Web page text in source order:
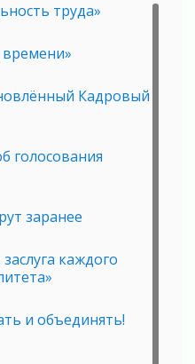
труда»
Кадровый
голосования
заранее
каждого
и объединять!